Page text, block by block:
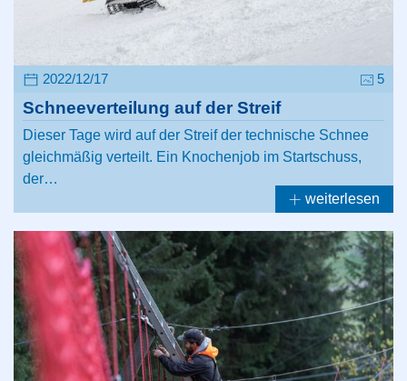
2022/12/17 5
Schneeverteilung auf der Streif
Dieser Tage wird auf der Streif der technische Schnee
gleichmäßig verteilt. Ein Knochenjob im Startschuss,
der…
weiterlesen